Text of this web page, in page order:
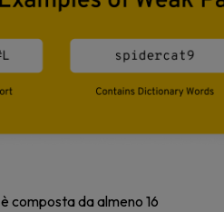
è composta da almeno 16